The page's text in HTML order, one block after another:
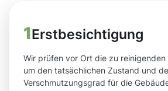
1Erstbesichtigung
Wir prüfen vor Ort die zu
um den tatsächlichen Zustand und
Verschmutzungsgrad für die